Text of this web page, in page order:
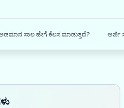
ಸಾಲ ಹೇಗೆ ಕೆಲಸ ಮಾಡುತ್ತದೆ? ಅರ್ಜಿ